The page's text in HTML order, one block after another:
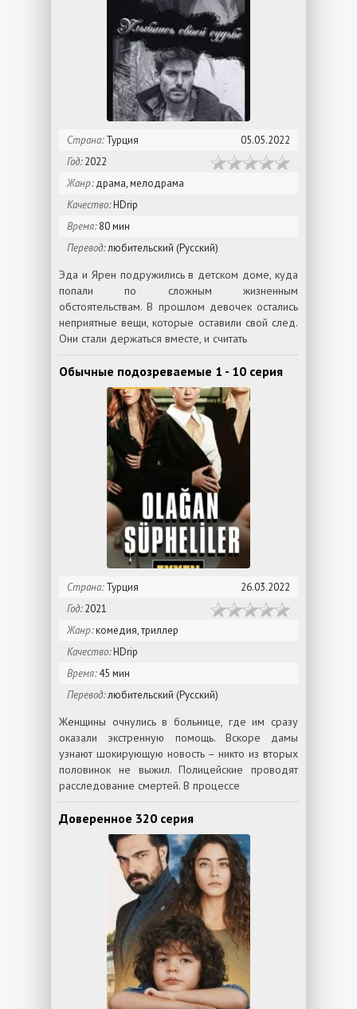
Страна:Турция
05.05.2022
Год:2022
Жанр:драма, мелодрама
Качество:HDrip
Время:80 мин
Перевод:любительский (Русский)
Эда и Ярен подружились в детском доме, куда
попали по сложным жизненным
обстоятельствам. В прошлом девочек остались
неприятные вещи, которые оставили свой след.
Они стали держаться вместе, и считать
Обычные подозреваемые 1 - 10 серия
Страна:Турция
26.03.2022
Год:2021
Жанр:комедия, триллер
Качество:HDrip
Время:45 мин
Перевод:любительский (Русский)
Женщины очнулись в больнице, где им сразу
оказали экстренную помощь. Вскоре дамы
узнают шокирующую новость – никто из вторых
половинок не выжил. Полицейские проводят
расследование смертей. В процессе
Доверенное 320 серия